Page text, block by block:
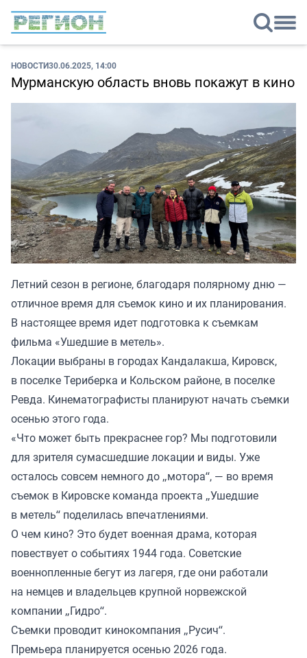
НОВОСТИ30.06.2025, 14:00
Мурманскую область вновь покажут в кино
Летний сезон в регионе, благодаря полярному дню —
отличное время для съемок кино и их планирования.
В настоящее время идет подготовка к съемкам
фильма «Ушедшие в метель».
Локации выбраны в городах Кандалакша, Кировск,
в поселке Териберка и Кольском районе, в поселке
Ревда. Кинематографисты планируют начать съемки
осенью этого года.
«Что может быть прекраснее гор? Мы подготовили
для зрителя сумасшедшие локации и виды. Уже
осталось совсем немного до „мотора“, — во время
съемок в Кировске команда проекта „Ушедшие
в метель“ поделилась впечатлениями.
О чем кино? Это будет военная драма, которая
повествует о событиях 1944 года. Советские
военнопленные бегут из лагеря, где они работали
на немцев и владельцев крупной норвежской
компании „Гидро“.
Съемки проводит кинокомпания „Русич“.
Премьера планируется осенью 2026 года.